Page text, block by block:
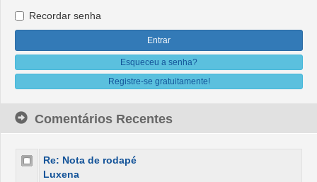
Recordar senha
Esqueceu a senha?
Registre-se gratuitamente!
Comentários Recentes
Re: Nota de rodapé
Luxena